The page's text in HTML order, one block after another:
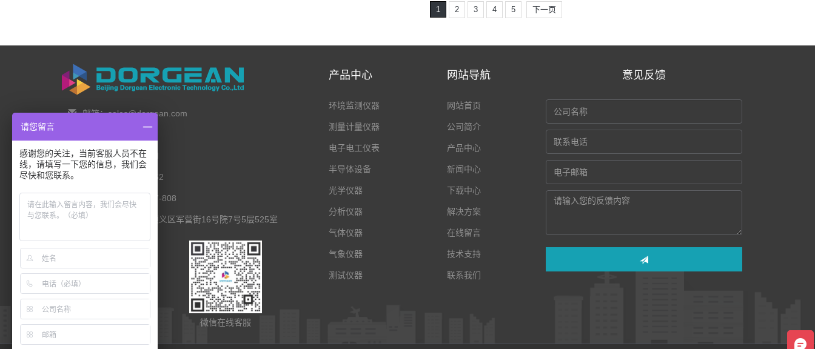
1 2 3 4 5 下一页
邮箱：sales@dorgean.com
电话：0l0-5286777I
手机：138 1111 I452
传真：0I0-8235l027-808
联系地址：北京市顺义区军营街16号院7号5层525室
扫码查看移动端 微信在线客服
产品中心
环境监测仪器
测量计量仪器
电子电工仪表
半导体设备
光学仪器
分析仪器
气体仪器
气象仪器
测试仪器
网站导航
网站首页
公司简介
产品中心
新闻中心
下载中心
解决方案
在线留言
技术支持
联系我们
意见反馈
请您留言
感谢您的关注，当前客服人员不在
线，请填写一下您的信息，我们会
尽快和您联系。